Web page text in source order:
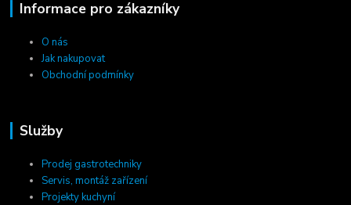
Informace pro zákazníky
O nás
Jak nakupovat
Obchodní podmínky
Služby
Prodej gastrotechniky
Servis, montáž zařízení
Projekty kuchyní